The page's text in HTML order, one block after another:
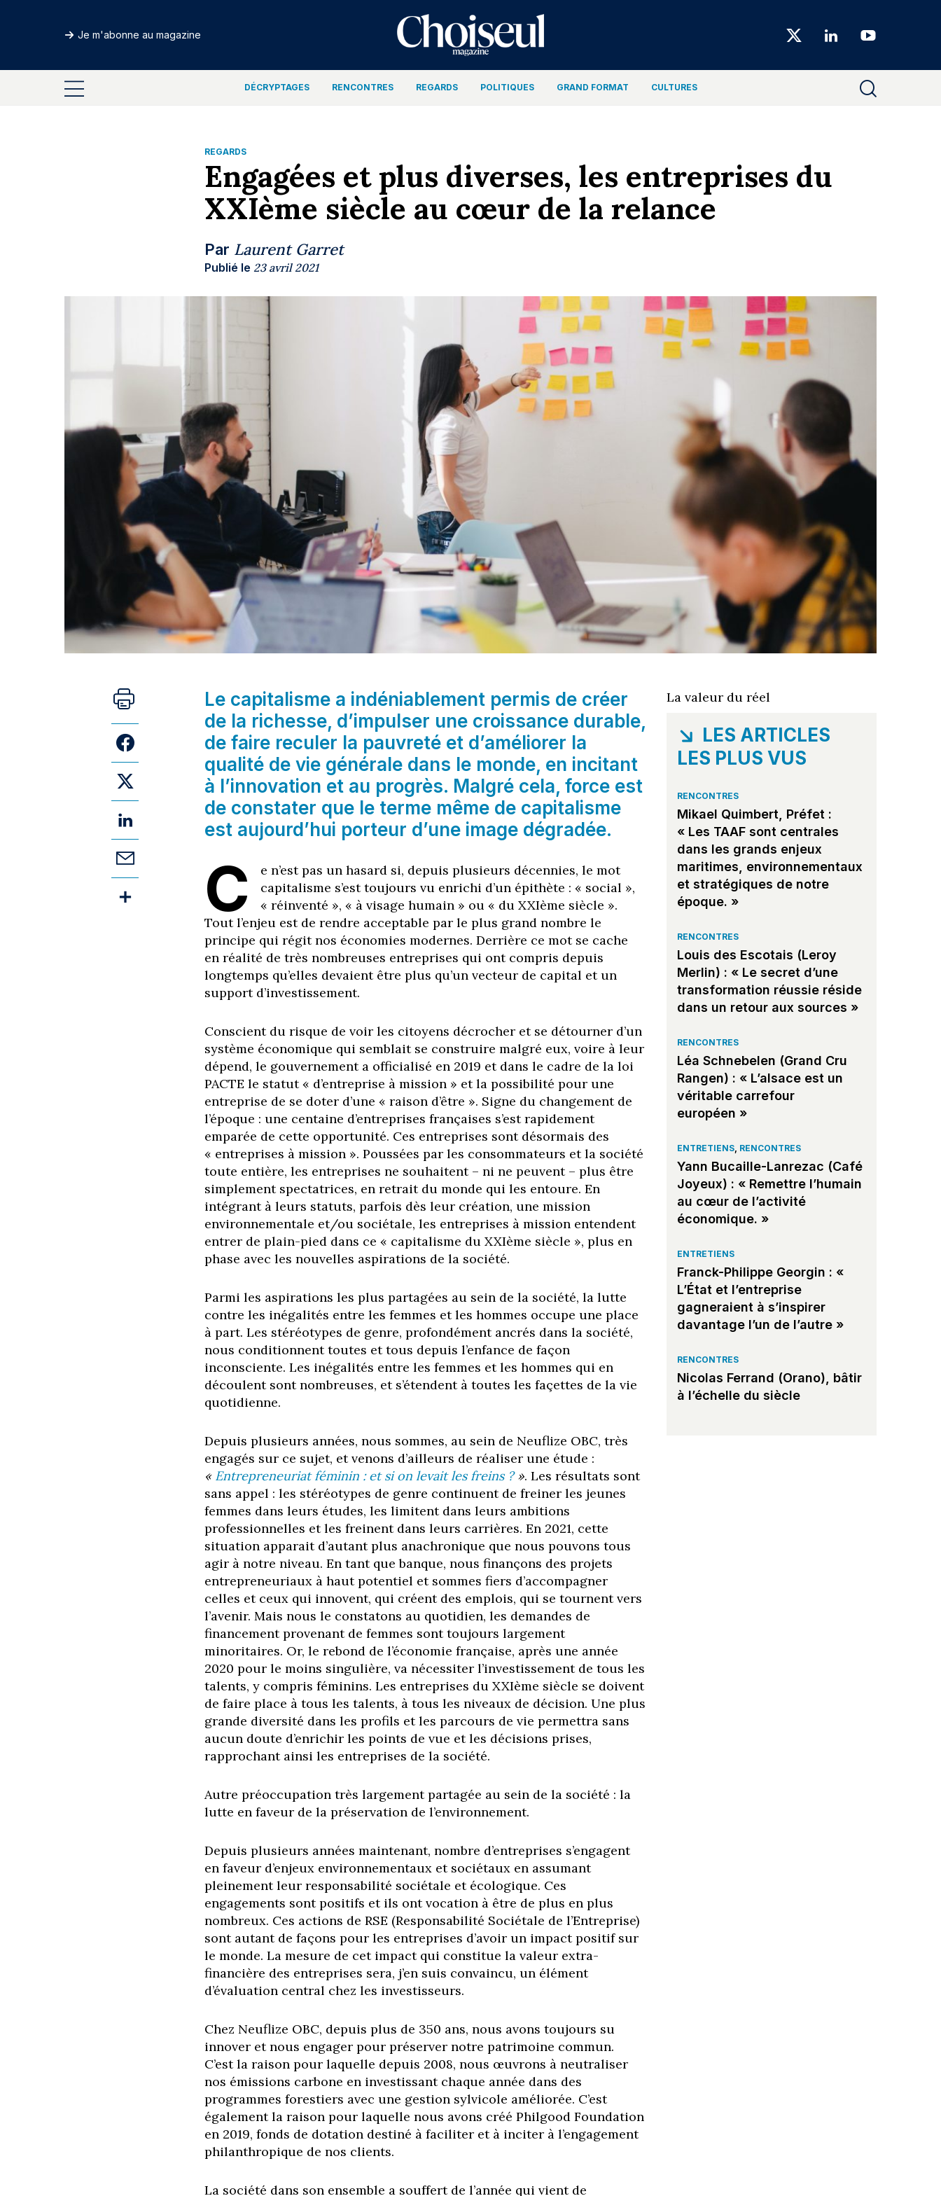
Je m'abonne au magazine Choiseul
Magazine
DÉCRYPTAGES RENCONTRES REGARDS POLITIQUES GRAND FORMAT CULTURES
REGARDS
Engagées et plus diverses, les entreprises du
XXIème siècle au cœur de la relance
Par Laurent Garret
Publié le 23 avril 2021
Le capitalisme a indéniablement permis de créer
de la richesse, d’impulser une croissance durable,
de faire reculer la pauvreté et d’améliorer la
qualité de vie générale dans le monde, en incitant
à l’innovation et au progrès. Malgré cela, force est
de constater que le terme même de capitalisme
est aujourd’hui porteur d’une image dégradée.
C
e n’est pas un hasard si, depuis plusieurs décennies, le mot
capitalisme s’est toujours vu enrichi d’un épithète : « social »,
« réinventé », « à visage humain » ou « du XXIème siècle ».
Tout l’enjeu est de rendre acceptable par le plus grand nombre le
principe qui régit nos économies modernes. Derrière ce mot se cache
en réalité de très nombreuses entreprises qui ont compris depuis
longtemps qu’elles devaient être plus qu’un vecteur de capital et un
support d’investissement.
Conscient du risque de voir les citoyens décrocher et se détourner d’un
système économique qui semblait se construire malgré eux, voire à leur
dépend, le gouvernement a officialisé en 2019 et dans le cadre de la loi
PACTE le statut « d’entreprise à mission » et la possibilité pour une
entreprise de se doter d’une « raison d’être ». Signe du changement de
l’époque : une centaine d’entreprises françaises s’est rapidement
emparée de cette opportunité. Ces entreprises sont désormais des
« entreprises à mission ». Poussées par les consommateurs et la société
toute entière, les entreprises ne souhaitent – ni ne peuvent – plus être
simplement spectatrices, en retrait du monde qui les entoure. En
intégrant à leurs statuts, parfois dès leur création, une mission
environnementale et/ou sociétale, les entreprises à mission entendent
entrer de plain-pied dans ce « capitalisme du XXIème siècle », plus en
phase avec les nouvelles aspirations de la société.
Parmi les aspirations les plus partagées au sein de la société, la lutte
contre les inégalités entre les femmes et les hommes occupe une place
à part. Les stéréotypes de genre, profondément ancrés dans la société,
nous conditionnent toutes et tous depuis l’enfance de façon
inconsciente. Les inégalités entre les femmes et les hommes qui en
découlent sont nombreuses, et s’étendent à toutes les façettes de la vie
quotidienne.
Depuis plusieurs années, nous sommes, au sein de Neuflize OBC, très
engagés sur ce sujet, et venons d’ailleurs de réaliser une étude :
« Entrepreneuriat féminin : et si on levait les freins ?». Les résultats sont
sans appel : les stéréotypes de genre continuent de freiner les jeunes
femmes dans leurs études, les limitent dans leurs ambitions
professionnelles et les freinent dans leurs carrières. En 2021, cette
situation apparait d’autant plus anachronique que nous pouvons tous
agir à notre niveau. En tant que banque, nous finançons des projets
entrepreneuriaux à haut potentiel et sommes fiers d’accompagner
celles et ceux qui innovent, qui créent des emplois, qui se tournent vers
l’avenir. Mais nous le constatons au quotidien, les demandes de
financement provenant de femmes sont toujours largement
minoritaires. Or, le rebond de l’économie française, après une année
2020 pour le moins singulière, va nécessiter l’investissement de tous les
talents, y compris féminins. Les entreprises du XXIème siècle se doivent
de faire place à tous les talents, à tous les niveaux de décision. Une plus
grande diversité dans les profils et les parcours de vie permettra sans
aucun doute d’enrichir les points de vue et les décisions prises,
rapprochant ainsi les entreprises de la société.
Autre préoccupation très largement partagée au sein de la société : la
lutte en faveur de la préservation de l’environnement.
Depuis plusieurs années maintenant, nombre d’entreprises s’engagent
en faveur d’enjeux environnementaux et sociétaux en assumant
pleinement leur responsabilité sociétale et écologique. Ces
engagements sont positifs et ils ont vocation à être de plus en plus
nombreux. Ces actions de RSE (Responsabilité Sociétale de l’Entreprise)
sont autant de façons pour les entreprises d’avoir un impact positif sur
le monde. La mesure de cet impact qui constitue la valeur extra-
financière des entreprises sera, j’en suis convaincu, un élément
d’évaluation central chez les investisseurs.
Chez Neuflize OBC, depuis plus de 350 ans, nous avons toujours su
innover et nous engager pour préserver notre patrimoine commun.
C’est la raison pour laquelle depuis 2008, nous œuvrons à neutraliser
nos émissions carbone en investissant chaque année dans des
programmes forestiers avec une gestion sylvicole améliorée. C’est
également la raison pour laquelle nous avons créé Philgood Foundation
en 2019, fonds de dotation destiné à faciliter et à inciter à l’engagement
philanthropique de nos clients.
La société dans son ensemble a souffert de l’année qui vient de
La valeur du réel
LES ARTICLES
LES PLUS VUS
RENCONTRES
Mikael Quimbert, Préfet :
« Les TAAF sont centrales
dans les grands enjeux
maritimes, environnementaux
et stratégiques de notre
époque. »
RENCONTRES
Louis des Escotais (Leroy
Merlin) : « Le secret d’une
transformation réussie réside
dans un retour aux sources »
RENCONTRES
Léa Schnebelen (Grand Cru
Rangen) : « L’alsace est un
véritable carrefour
européen »
ENTRETIENS, RENCONTRES
Yann Bucaille-Lanrezac (Café
Joyeux) : « Remettre l’humain
au cœur de l’activité
économique. »
ENTRETIENS
Franck-Philippe Georgin : «
L’État et l’entreprise
gagneraient à s’inspirer
davantage l’un de l’autre »
RENCONTRES
Nicolas Ferrand (Orano), bâtir
à l’échelle du siècle